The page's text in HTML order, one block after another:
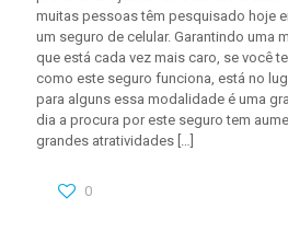
muitas pessoas têm pesquisado hoje
um seguro de celular. Garantindo uma
que está cada vez mais caro, se você
como este seguro funciona, está no
para alguns essa modalidade é uma
dia a procura por este seguro tem
grandes atratividades […]
0